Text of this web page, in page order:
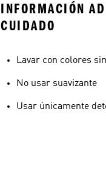
INFORMACIÓN
CUIDADO
Lavar con colores
No usar suavizante
Usar únicamente